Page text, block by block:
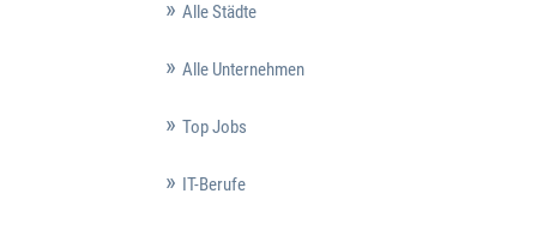
Alle Städte
Alle Unternehmen
Top Jobs
IT-Berufe